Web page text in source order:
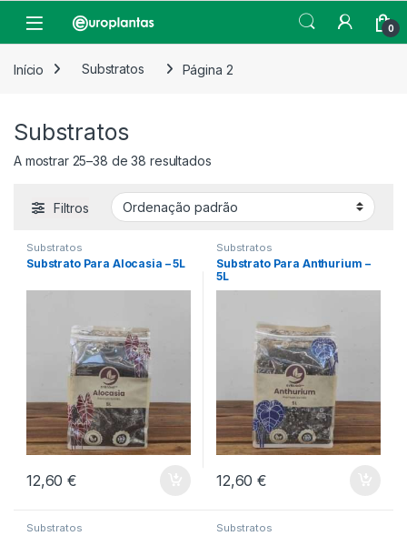
Open 0
Início Substratos Página 2
Substratos
A mostrar 25–38 de 38 resultados
Filtros
Substratos
Substrato Para Alocasia – 5L
12,60€
Substratos
Substrato Para Anthurium –
5L
12,60€
Substratos Substratos